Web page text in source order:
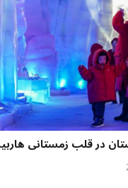
در قلب زمستانی